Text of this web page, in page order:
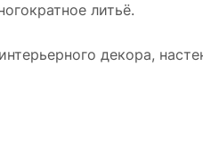
литьё.
декора,